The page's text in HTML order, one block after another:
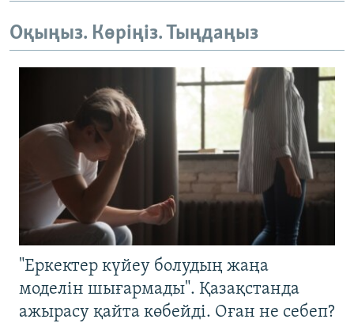
Оқыңыз. Көріңіз. Тыңдаңыз
"Еркектер күйеу болудың жаңа
моделін шығармады". Қазақстанда
ажырасу қайта көбейді. Оған не себеп?